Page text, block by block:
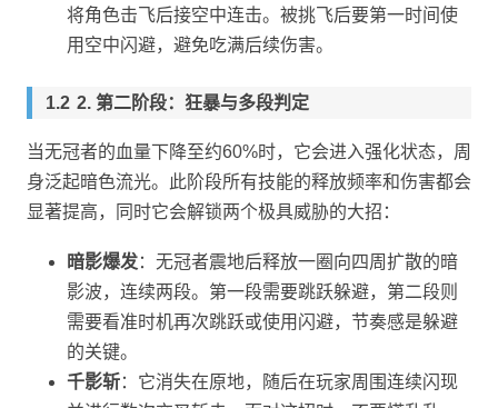
将角色击飞后接空中连击。被挑飞后要第一时间使
用空中闪避，避免吃满后续伤害。
2. 第二阶段：狂暴与多段判定
当无冠者的血量下降至约60%时，它会进入强化状态，周
身泛起暗色流光。此阶段所有技能的释放频率和伤害都会
显著提高，同时它会解锁两个极具威胁的大招：
暗影爆发：无冠者震地后释放一圈向四周扩散的暗
影波，连续两段。第一段需要跳跃躲避，第二段则
需要看准时机再次跳跃或使用闪避，节奏感是躲避
的关键。
千影斩：它消失在原地，随后在玩家周围连续闪现